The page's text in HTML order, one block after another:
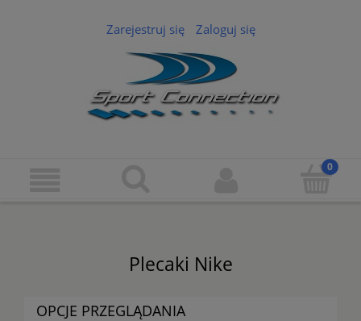
Zarejestruj się Zaloguj się
Plecaki Nike
OPCJE PRZEGLĄDANIA